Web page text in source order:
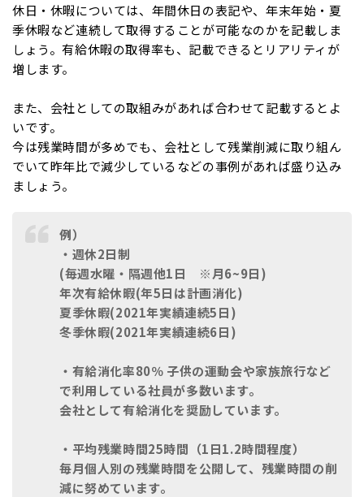
休日・休暇については、年間休日の表記や、年末年始・夏
季休暇など連続して取得することが可能なのかを記載しま
しょう。有給休暇の取得率も、記載できるとリアリティが
増します。
また、会社としての取組みがあれば合わせて記載するとよ
いです。
今は残業時間が多めでも、会社として残業削減に取り組ん
でいて昨年比で減少しているなどの事例があれば盛り込み
ましょう。
例）
・週休2日制
(毎週水曜・隔週他1日 ※月6~9日)
年次有給休暇(年5日は計画消化)
夏季休暇(2021年実績連続5日)
冬季休暇(2021年実績連続6日)
・有給消化率80％ 子供の運動会や家族旅行など
で利用している社員が多数います。
会社として有給消化を奨励しています。
・平均残業時間25時間（1日1.2時間程度）
毎月個人別の残業時間を公開して、残業時間の削
減に努めています。